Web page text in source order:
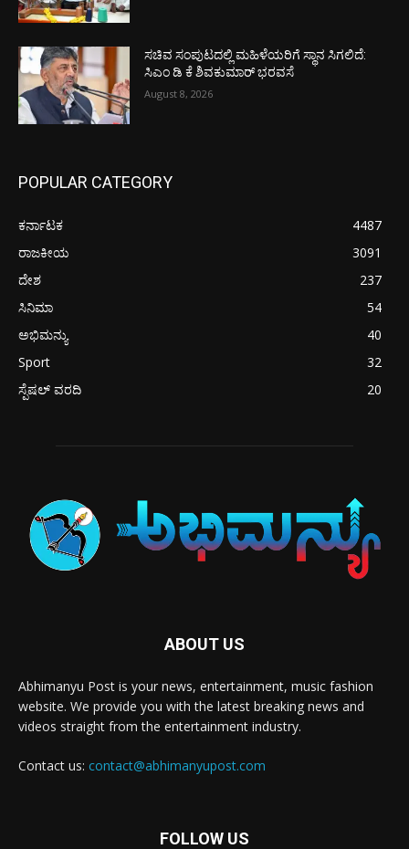
ಸಚಿವ ಸಂಪುಟದಲ್ಲಿ ಮಹಿಳೆಯರಿಗೆ ಸ್ಥಾನ ಸಿಗಲಿದೆ:
ಸಿಎಂ ಡಿ ಕೆ ಶಿವಕುಮಾರ್ ಭರವಸೆ
August 8, 2026
POPULAR CATEGORY
ಕರ್ನಾಟಕ
4487
ರಾಜಕೀಯ
3091
ದೇಶ
237
ಸಿನಿಮಾ
54
ಅಭಿಮನ್ಯು
40
Sport
32
ಸ್ಪೆಷಲ್ ವರದಿ
20
ABOUT US
Abhimanyu Post is your news, entertainment, music fashion
website. We provide you with the latest breaking news and
videos straight from the entertainment industry.
Contact us: contact@abhimanyupost.com
FOLLOW US